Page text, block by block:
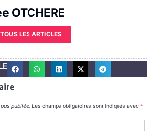
OTCHERE
LES ARTICLES
publiée. Les champs obligatoires sont indiqués avec *